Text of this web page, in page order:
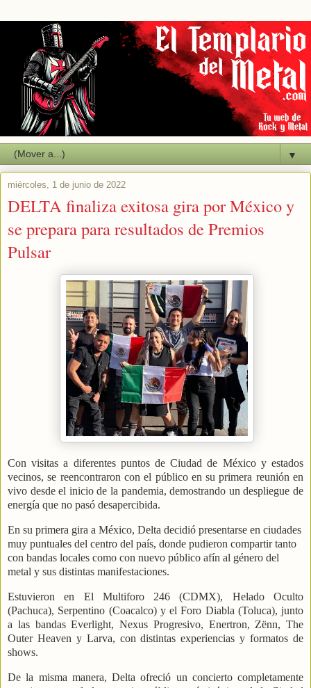
▼
miércoles, 1 de junio de 2022
DELTA finaliza exitosa gira por México y
se prepara para resultados de Premios
Pulsar
Con visitas a diferentes puntos de Ciudad de México y estados
vecinos, se reencontraron con el público en su primera reunión en
vivo desde el inicio de la pandemia, demostrando un despliegue de
energía que no pasó desapercibida.
En su primera gira a México, Delta decidió presentarse en ciudades
muy puntuales del centro del país, donde pudieron compartir tanto
con bandas locales como con nuevo público afín al género del
metal y sus distintas manifestaciones.
Estuvieron en El Multiforo 246 (CDMX), Helado Oculto
(Pachuca), Serpentino (Coacalco) y el Foro Diabla (Toluca), junto
a las bandas Everlight, Nexus Progresivo, Enertron, Zënn, The
Outer Heaven y Larva, con distintas experiencias y formatos de
shows.
De la misma manera, Delta ofreció un concierto completamente